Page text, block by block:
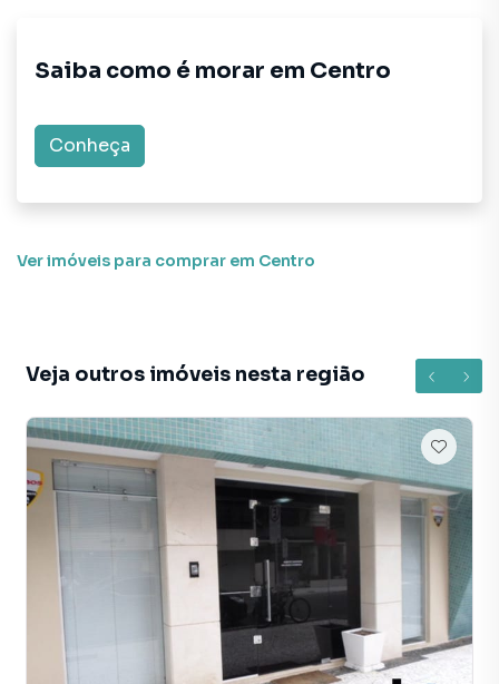
Negocie seu imóvel de forma totalmente online, com
segurança e tranquilidade. Na Interpraias Imóveis você
Camboriú mesmo não estando na cidade e com a
praticidade de fazer tudo online, direto do seu computador
Na Interpraias Imóveis você consegue vender ou alugar
seu imóvel muito mais rápido do que em imobiliárias
tradicionais. Já vendemos e locamos diversos imóveis em
Balneário Camboriú, especialmente em Centro. Isso
porque temos uma equipe de marketing digital focada em
produzir campanhas específicas para Balneário Camboriú,
o que aumenta muito o número de contatos interessados
e tendo como consequência uma maior chance de vender
ou alugar seu imóvel mais rápido. Contamos também com
um time de programadores, corretores treinados e uma
central de atendimento preparada para atender
proprietários e inquilinos.
Saiba como é morar em Centro
Conheça
Ver imóveis para comprar em Centro
Veja outros imóveis nesta região